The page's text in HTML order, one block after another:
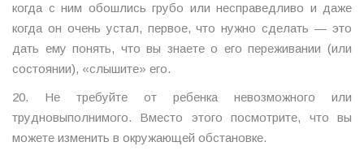
когда с ним обошлись грубо или несправедливо и даже
когда он очень устал, первое, что нужно сделать — это
дать ему понять, что вы знаете о его переживании (или
состоянии), «слышите» его.
20. Не требуйте от ребенка невозможного или
трудновыполнимого. Вместо этого посмотрите, что вы
можете изменить в окружающей обстановке.